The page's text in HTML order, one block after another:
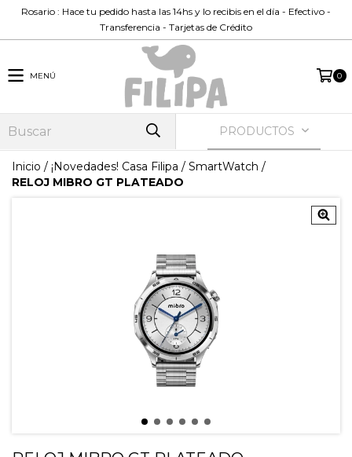
Rosario : Hace tu pedido hasta las 14hs y lo recibis en el día - Efectivo -
Transferencia - Tarjetas de Crédito
MENÚ 0
PRODUCTOS
Inicio / ¡Novedades! Casa Filipa / SmartWatch /
RELOJ MIBRO GT PLATEADO